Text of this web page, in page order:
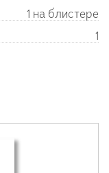
1 на блистере
1